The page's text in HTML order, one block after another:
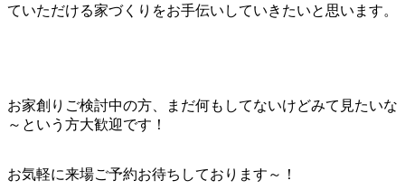
ていただける家づくりをお手伝いしていきたいと思います。
お家創りご検討中の方、まだ何もしてないけどみて見たいな
～という方大歓迎です！
お気軽に来場ご予約お待ちしております～！